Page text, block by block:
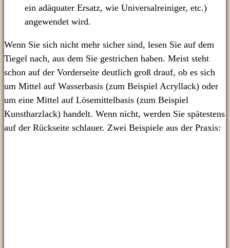
ein adäquater Ersatz, wie Universalreiniger, etc.)
angewendet wird.
Wenn Sie sich nicht mehr sicher sind, lesen Sie auf dem
Tiegel nach, aus dem Sie gestrichen haben. Meist steht
schon auf der Vorderseite deutlich groß drauf, ob es sich
um Mittel auf Wasserbasis (zum Beispiel Acryllack) oder
um eine Mittel auf Lösemittelbasis (zum Beispiel
Kunstharzlack) handelt. Wenn nicht, werden Sie spätestens
auf der Rückseite schlauer. Zwei Beispiele aus der Praxis: